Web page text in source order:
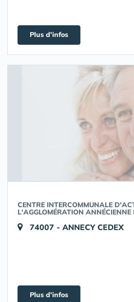
Plus d'infos
CENTRE INTERCOMMUNALE
L'AGGLOMÉRATION ANNÉCIENNE
74007 - ANNECY CEDEX
Plus d'infos